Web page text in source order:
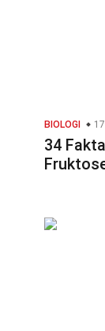
BIOLOGI
34